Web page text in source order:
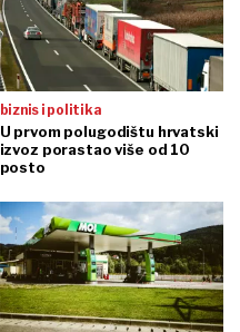
biznis i politika
U prvom polugodištu hrvatski
izvoz porastao više od 10
posto